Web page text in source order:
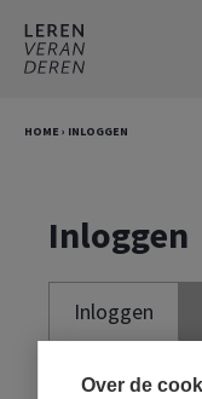
Over de
naar
naar
HOME› INLOGGEN
Inloggen
Inloggen
Je moet